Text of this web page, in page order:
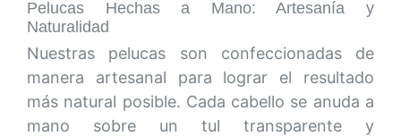
Pelucas Hechas a Mano: Artesanía y
Naturalidad
Nuestras pelucas son confeccionadas de
manera artesanal para lograr el resultado
más natural posible. Cada cabello se anuda a
mano sobre un tul transparente y